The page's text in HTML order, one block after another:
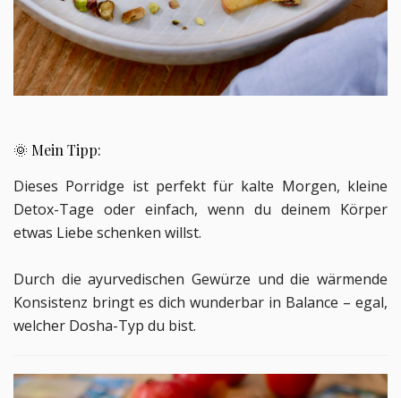
🌞 Mein Tipp:
Dieses Porridge ist perfekt für kalte Morgen, kleine
Detox-Tage oder einfach, wenn du deinem Körper
etwas Liebe schenken willst.
Durch die ayurvedischen Gewürze und die wärmende
Konsistenz bringt es dich wunderbar in Balance – egal,
welcher Dosha-Typ du bist.